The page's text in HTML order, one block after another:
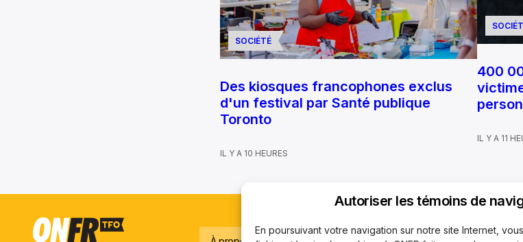
Autoriser les témoins de
En poursuivant votre navigation sur notre site Internet,
SOCIÉTÉ
Des kiosques francophones exclus
d'un festival par Santé publique
Toronto
IL Y A 10 HEURES
400
IL Y A 11